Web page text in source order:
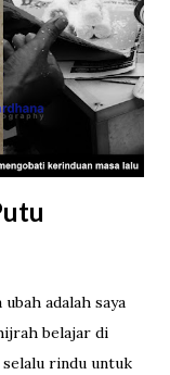
275 gram.
ini (dok. pri). "Milo
Milo Cube (dok.
berupa bubu...
adalah saya
belajar di
selalu rindu untuk